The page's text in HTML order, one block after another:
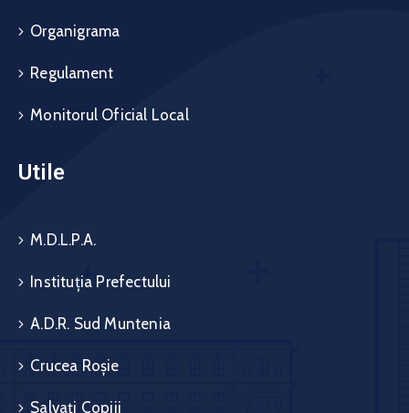
Organigrama
Regulament
Monitorul Oficial Local
Utile
M.D.L.P.A.
Instituția Prefectului
A.D.R. Sud Muntenia
Crucea Roșie
Salvați Copiii